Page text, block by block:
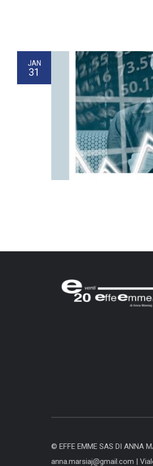
JAN
31
© EFFE EMME SAS DI ANNA
anna.marsiaj@gmail.com